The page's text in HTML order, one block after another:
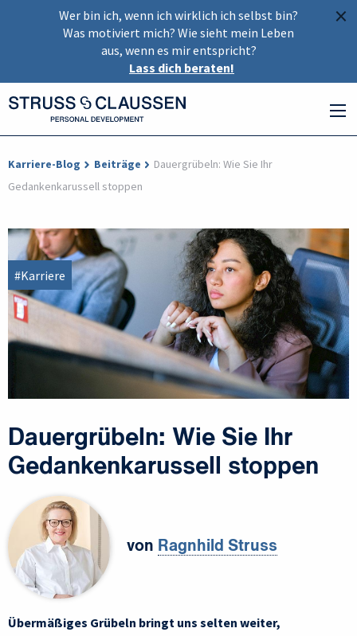
×
Wer bin ich, wenn ich wirklich ich selbst bin?
Was motiviert mich? Wie sieht mein Leben
aus, wenn es mir entspricht?
Lass dich beraten!
Karriere-Blog Beiträge
Dauergrübeln: Wie Sie Ihr
Gedankenkarussell stoppen
#Karriere
Dauergrübeln: Wie Sie Ihr
Gedankenkarussell stoppen
von Ragnhild Struss
Übermäßiges Grübeln bringt uns selten weiter,